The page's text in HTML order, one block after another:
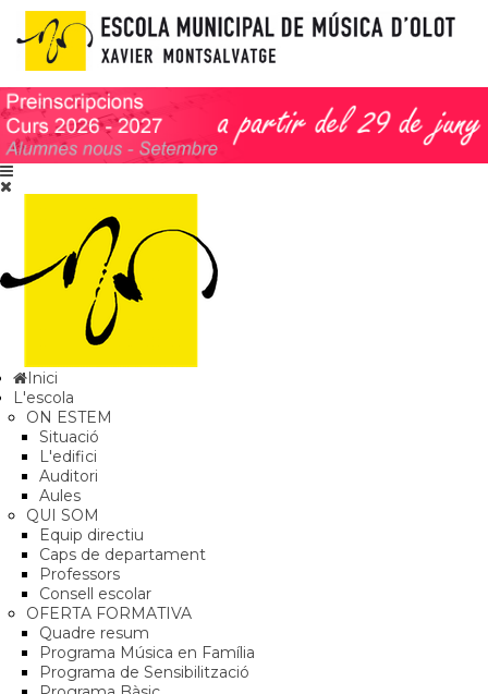
Inici
L'escola
ON ESTEM
Situació
L'edifici
Auditori
Aules
QUI SOM
Equip directiu
Caps de departament
Professors
Consell escolar
OFERTA FORMATIVA
Quadre resum
Programa Música en Família
Programa de Sensibilització